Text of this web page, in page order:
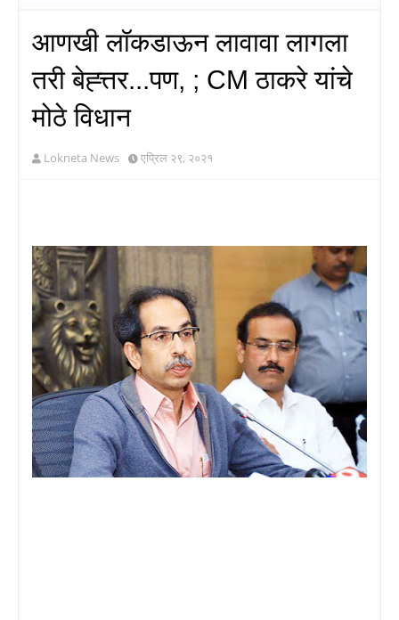
आणखी लॉकडाऊन लावावा लागला
तरी बेह्त्तर...पण, ; CM ठाकरे यांचे
मोठे विधान
Lokneta News एप्रिल २९, २०२१